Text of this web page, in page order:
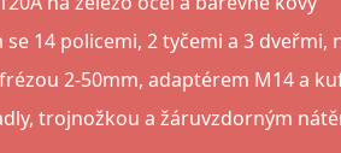
14 policemi, 2 tyčemi a 3 dveřmi,
2-50mm, adaptérem M14 a
trojnožkou a žáruvzdorným